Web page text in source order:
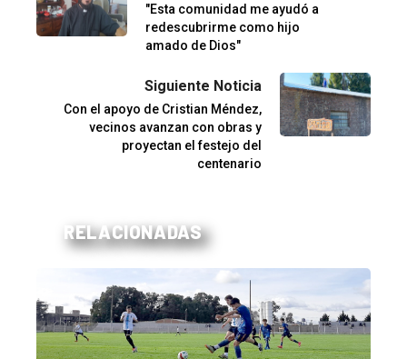
"Esta comunidad me ayudó a
redescubrirme como hijo
amado de Dios"
Siguiente Noticia
Con el apoyo de Cristian Méndez,
vecinos avanzan con obras y
proyectan el festejo del
centenario
RELACIONADAS